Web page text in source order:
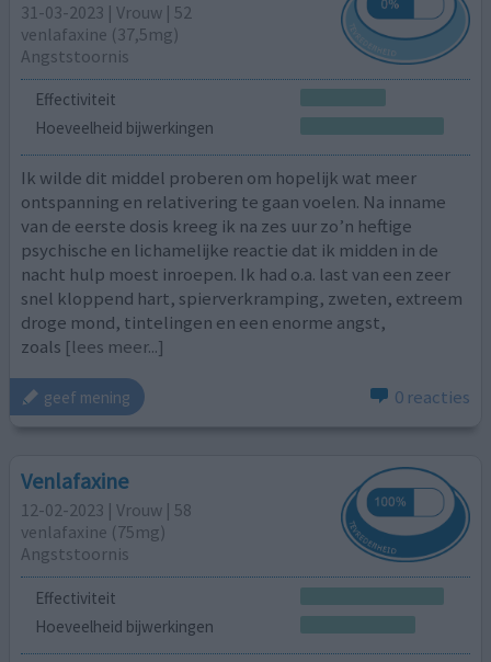
31-03-2023 | Vrouw | 52
venlafaxine (37,5mg)
Angststoornis
Effectiviteit
Hoeveelheid bijwerkingen
Ik wilde dit middel proberen om hopelijk wat meer
ontspanning en relativering te gaan voelen. Na inname
van de eerste dosis kreeg ik na zes uur zo’n heftige
psychische en lichamelijke reactie dat ik midden in de
nacht hulp moest inroepen. Ik had o.a. last van een zeer
snel kloppend hart, spierverkramping, zweten, extreem
droge mond, tintelingen en een enorme angst,
zoals [lees meer...]
geef mening 0 reacties
Venlafaxine
12-02-2023 | Vrouw | 58
venlafaxine (75mg)
Angststoornis
Effectiviteit
Hoeveelheid bijwerkingen